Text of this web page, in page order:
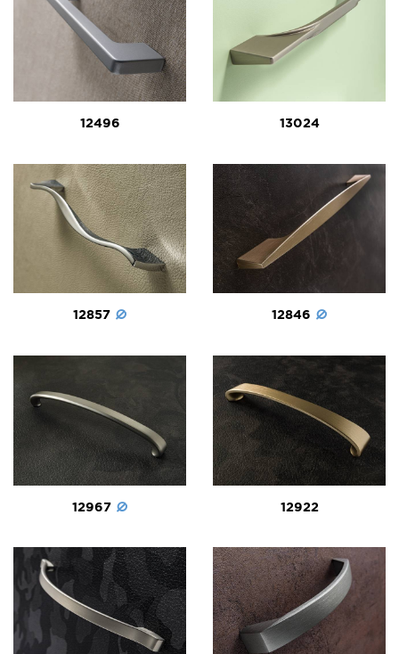
12496 13024
12857 12846
12967 12922